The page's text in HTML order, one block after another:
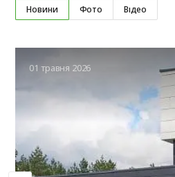
Новини Фото Відео
01 травня 2026